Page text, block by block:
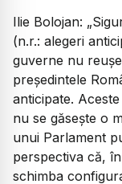
Ilie Bolojan:
(n.r.: alegeri
guverne nu
președintele
anticipate.
nu se găsește o
unui Parlament
perspectiva că,
schimba